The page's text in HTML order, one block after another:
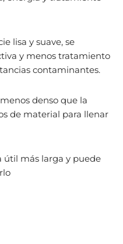
lisa y suave, se
y menos tratamiento
contaminantes.
denso que la
de material para llenar
útil más larga y puede